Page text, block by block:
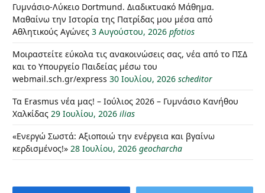
Γυμνάσιο-Λύκειο Dortmund. Διαδικτυακό Μάθημα.
Μαθαίνω την Ιστορία της Πατρίδας μου μέσα από
Αθλητικούς Αγώνες 3 Αυγούστου, 2026 pfotios
Μοιραστείτε εύκολα τις ανακοινώσεις σας, νέα από το ΠΣΔ
και το Υπουργείο Παιδείας μέσω του
webmail.sch.gr/express 30 Ιουλίου, 2026 scheditor
Τα Erasmus νέα μας! – Ιούλιος 2026 – Γυμνάσιο Κανήθου
Χαλκίδας 29 Ιουλίου, 2026 ilias
«Ενεργώ Σωστά: Αξιοποιώ την ενέργεια και βγαίνω
κερδισμένος!» 28 Ιουλίου, 2026 geocharcha